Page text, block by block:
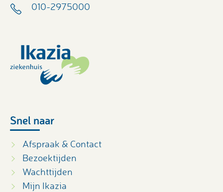
010-2975000
Snel naar
Afspraak & Contact
Bezoektijden
Wachttijden
Mijn Ikazia